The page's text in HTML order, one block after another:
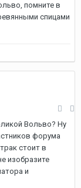
помните в
спицами
Вольво? Ну
форума
стоит в
изобразите
и